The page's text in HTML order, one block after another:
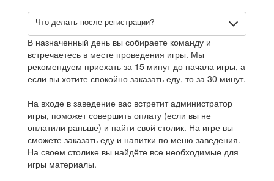
Что делать после регистрации?
В назначенный день вы собираете команду и
встречаетесь в месте проведения игры. Мы
рекомендуем приехать за 15 минут до начала игры, а
если вы хотите спокойно заказать еду, то за 30 минут.
На входе в заведение вас встретит администратор
игры, поможет совершить оплату (если вы не
оплатили раньше) и найти свой столик. На игре вы
сможете заказать еду и напитки по меню заведения.
На своем столике вы найдёте все необходимые для
игры материалы.